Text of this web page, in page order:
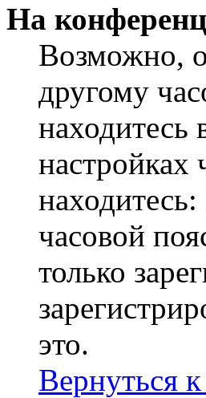
На
Возможно,
другому
находитесь
настройках
часовой
только
это.
Вернуться